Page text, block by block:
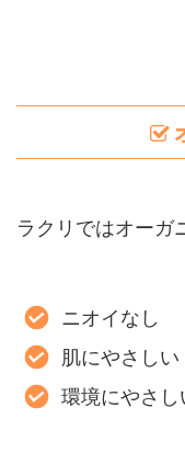
ラクリではオーガ
ニオイなし
肌にやさしい
環境にやさし